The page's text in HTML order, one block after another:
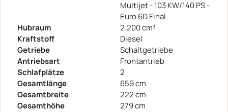
Multijet - 103 KW/140 PS -
Euro 6D Final
Hubraum
2.200 cm³
Kraftstoff
Diesel
Getriebe
Schaltgetriebe
Antriebsart
Frontantrieb
Schlafplätze
2
Gesamtlänge
659 cm
Gesamtbreite
222 cm
Gesamthöhe
279 cm